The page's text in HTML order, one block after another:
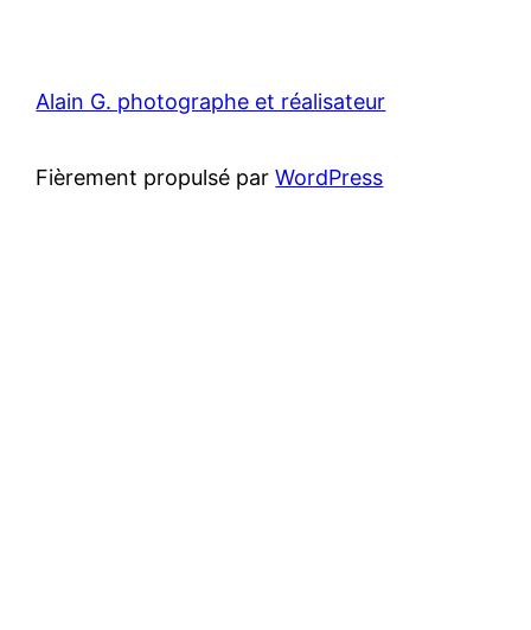
Alain G. photographe et réalisateur
Fièrement propulsé parWordPress